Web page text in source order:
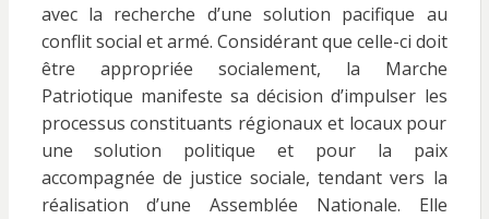
avec la recherche d’une solution pacifique au
conflit social et armé. Considérant que celle-ci doit
être appropriée socialement, la Marche
Patriotique manifeste sa décision d’impulser les
processus constituants régionaux et locaux pour
une solution politique et pour la paix
accompagnée de justice sociale, tendant vers la
réalisation d’une Assemblée Nationale. Elle